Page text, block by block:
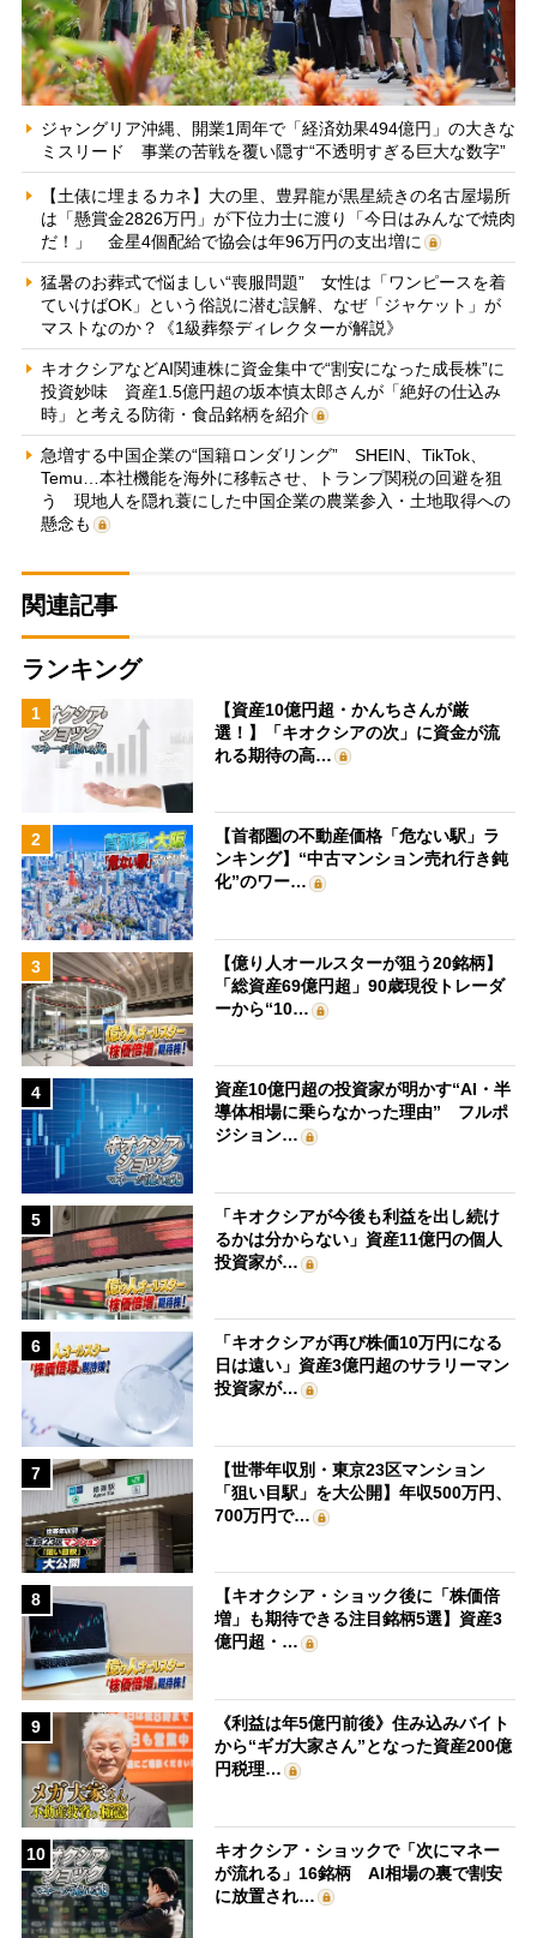
ジャングリア沖縄、開業1周年で「経済効果494億円」の大きな
ミスリード 事業の苦戦を覆い隠す“不透明すぎる巨大な数字”
【土俵に埋まるカネ】大の里、豊昇龍が黒星続きの名古屋場所
は「懸賞金2826万円」が下位力士に渡り「今日はみんなで焼肉
だ！」 金星4個配給で協会は年96万円の支出増に
猛暑のお葬式で悩ましい“喪服問題” 女性は「ワンピースを着
ていけばOK」という俗説に潜む誤解、なぜ「ジャケット」が
マストなのか？《1級葬祭ディレクターが解説》
キオクシアなどAI関連株に資金集中で“割安になった成長株”に
投資妙味 資産1.5億円超の坂本慎太郎さんが「絶好の仕込み
時」と考える防衛・食品銘柄を紹介
急増する中国企業の“国籍ロンダリング” SHEIN、TikTok、
Temu…本社機能を海外に移転させ、トランプ関税の回避を狙
う 現地人を隠れ蓑にした中国企業の農業参入・土地取得への
懸念も
関連記事
ランキング
1
【資産10億円超・かんちさんが厳
選！】「キオクシアの次」に資金が流
れる期待の高…
2
【首都圏の不動産価格「危ない駅」ラ
ンキング】“中古マンション売れ行き鈍
化”のワー…
3
【億り人オールスターが狙う20銘柄】
「総資産69億円超」90歳現役トレーダ
ーから“10…
4
資産10億円超の投資家が明かす“AI・半
導体相場に乗らなかった理由” フルポ
ジション…
5
「キオクシアが今後も利益を出し続け
るかは分からない」資産11億円の個人
投資家が…
6
「キオクシアが再び株価10万円になる
日は遠い」資産3億円超のサラリーマン
投資家が…
7
【世帯年収別・東京23区マンション
「狙い目駅」を大公開】年収500万円、
700万円で…
8
【キオクシア・ショック後に「株価倍
増」も期待できる注目銘柄5選】資産3
億円超・…
9
《利益は年5億円前後》住み込みバイト
から“ギガ大家さん”となった資産200億
円税理…
10
キオクシア・ショックで「次にマネー
が流れる」16銘柄 AI相場の裏で割安
に放置され…